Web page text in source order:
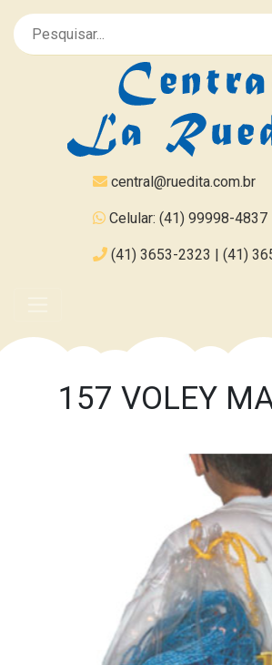
central@ruedita.com.br
Celular: (41) 99998-4837
(41) 3653-2323 | (41)
157 VOLEY